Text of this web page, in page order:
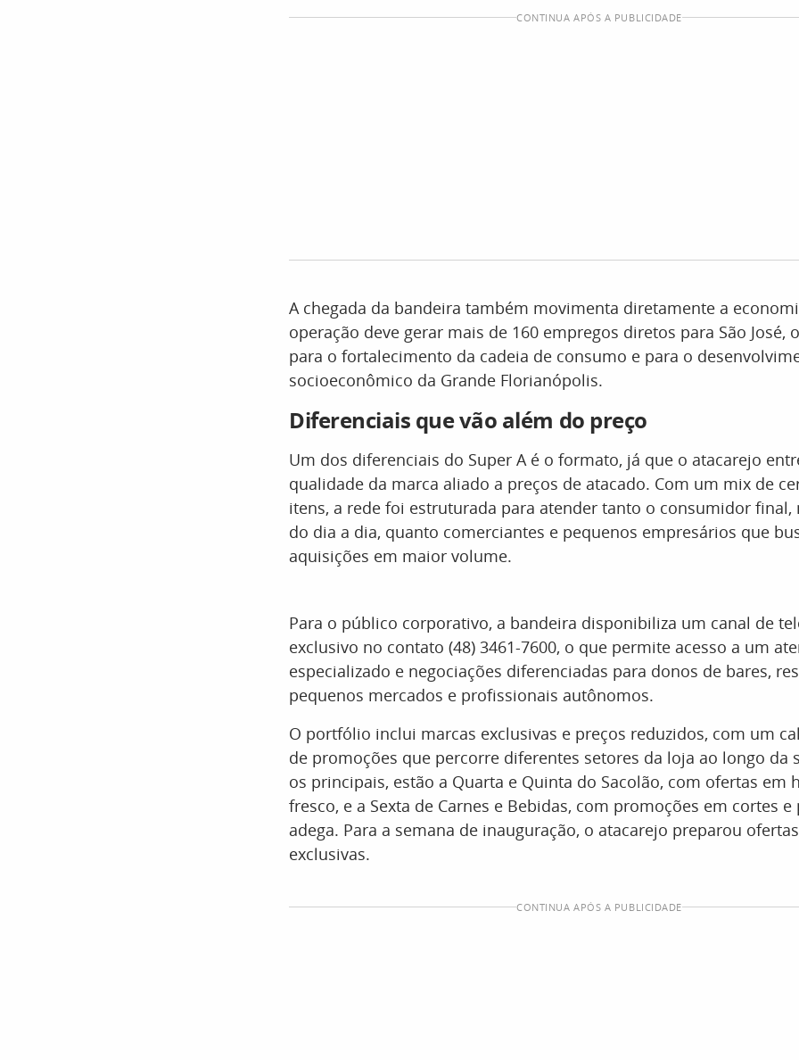
CONTINUA APÓS A PUBLICIDADE
A chegada da bandeira também movimenta diretamente a
operação deve gerar mais de 160 empregos diretos para São José,
para o fortalecimento da cadeia de consumo e para o
socioeconômico da Grande Florianópolis.
Diferenciais que vão além do preço
Um dos diferenciais do Super A é o formato, já que o atacarejo
qualidade da marca aliado a preços de atacado. Com um mix de
itens, a rede foi estruturada para atender tanto o consumidor final,
do dia a dia, quanto comerciantes e pequenos empresários que
aquisições em maior volume.
Para o público corporativo, a bandeira disponibiliza um canal de
exclusivo no contato (48) 3461-7600, o que permite acesso a um
especializado e negociações diferenciadas para donos de bares,
pequenos mercados e profissionais autônomos.
O portfólio inclui marcas exclusivas e preços reduzidos, com um
de promoções que percorre diferentes setores da loja ao longo da
os principais, estão a Quarta e Quinta do Sacolão, com ofertas em
fresco, e a Sexta de Carnes e Bebidas, com promoções em cortes
adega. Para a semana de inauguração, o atacarejo preparou
exclusivas.
CONTINUA APÓS A PUBLICIDADE